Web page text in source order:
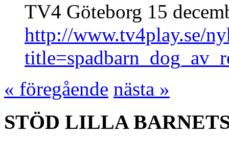
TV4 Göteborg 15
http://www.tv4play.se/
« föregående nästa »
STÖD LILLA